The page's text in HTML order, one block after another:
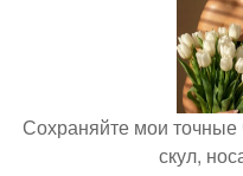
Сохраняйте мои
скул,